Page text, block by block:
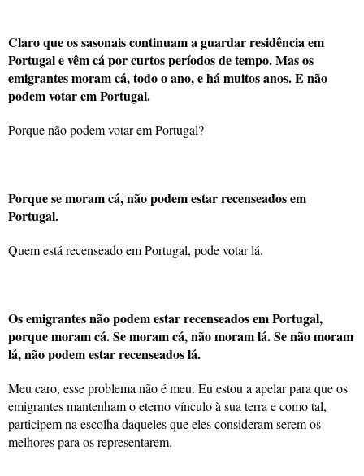
Claro que os sasonais continuam a guardar residência em
Portugal e vêm cá por curtos períodos de tempo. Mas os
emigrantes moram cá, todo o ano, e há muitos anos. E não
podem votar em Portugal.
Porque não podem votar em Portugal?
Porque se moram cá, não podem estar recenseados em
Portugal.
Quem está recenseado em Portugal, pode votar lá.
Os emigrantes não podem estar recenseados em Portugal,
porque moram cá. Se moram cá, não moram lá. Se não moram
lá, não podem estar recenseados lá.
Meu caro, esse problema não é meu. Eu estou a apelar para que os
emigrantes mantenham o eterno vínculo à sua terra e como tal,
participem na escolha daqueles que eles consideram serem os
melhores para os representarem.